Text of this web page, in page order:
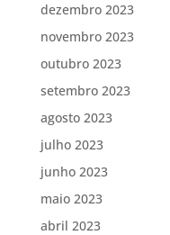
dezembro 2023
novembro 2023
outubro 2023
setembro 2023
agosto 2023
julho 2023
junho 2023
maio 2023
abril 2023